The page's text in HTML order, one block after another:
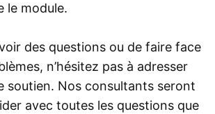
le module.
des questions ou de faire face
n’hésitez pas à adresser
soutien. Nos consultants seront
avec toutes les questions que